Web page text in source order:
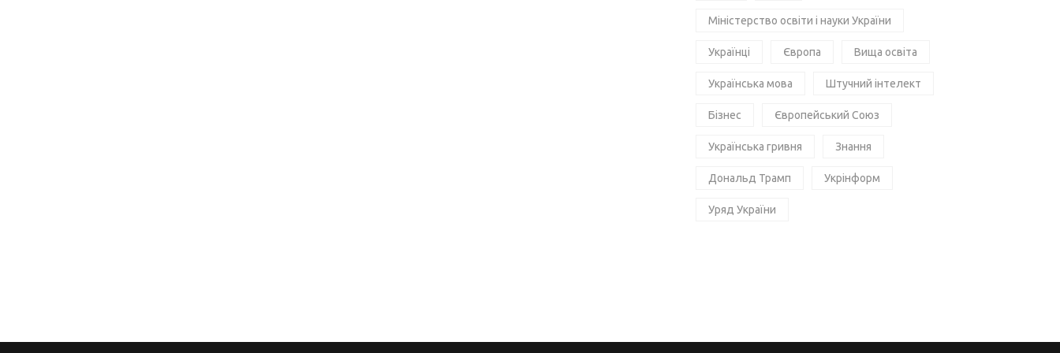
Міністерство освіти і науки України
Українці Європа Вища освіта
Українська мова Штучний інтелект
Бізнес Європейський Союз
Українська гривня Знання
Дональд Трамп Укрінформ
Уряд України